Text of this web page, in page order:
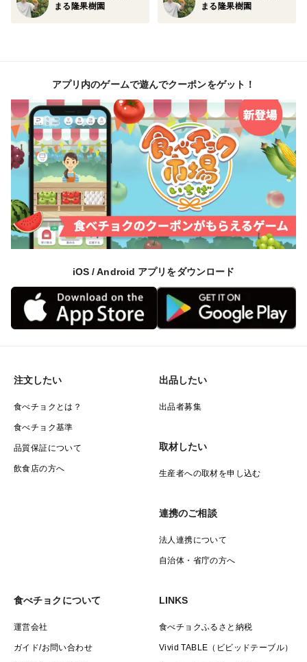
まる隆果樹園 まる隆果樹園
アプリ内のゲームで遊んでクーポンをゲット！
iOS / Android アプリをダウンロード
注文したい
食べチョクとは？
食べチョク基準
品質保証について
飲食店の方へ
出品したい
出品者募集
取材したい
生産者への取材を申し込む
連携のご相談
法人連携について
自治体・省庁の方へ
食べチョクについて
運営会社
ガイド/お問い合わせ
LINKS
食べチョクふるさと納税
Vivid TABLE（ビビッドテーブル）